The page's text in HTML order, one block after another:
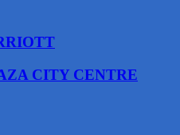
CITY CENTRE